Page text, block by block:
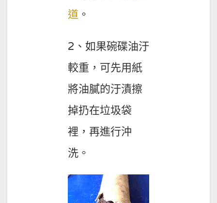
道 。
2、如果碗碟油汙
較重，可先用紙
將油膩的汙漬擦
掉扔在垃圾袋
裡，再進行沖
洗。